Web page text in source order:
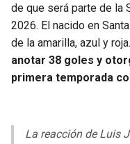
de que será parte de la
2026. El nacido en
de la amarilla, azul y roja.
anotar 38 goles y
primera temporada
La reacción de Luis